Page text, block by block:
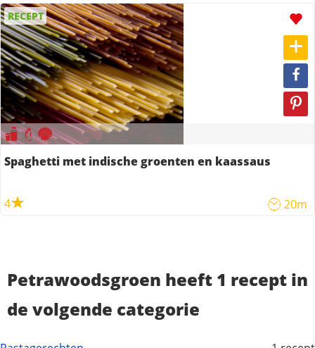
RECEPT
Spaghetti met indische groenten en kaassaus
4 20m
Petrawoodsgroen heeft 1 recept in
de volgende categorie